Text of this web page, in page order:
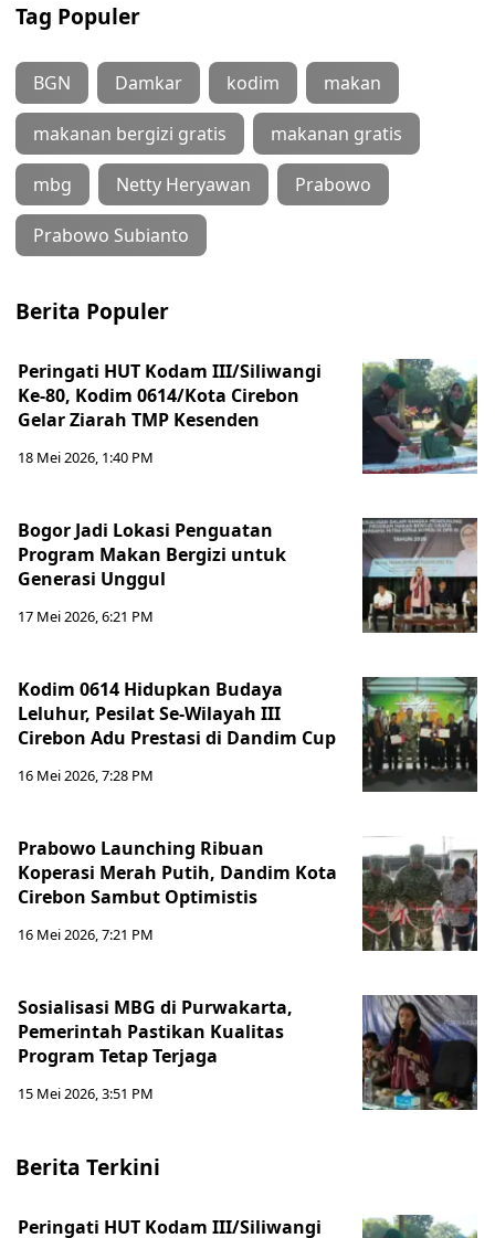
Tag Populer
BGN Damkar kodim makan
makanan bergizi gratis makanan gratis
mbg Netty Heryawan Prabowo
Prabowo Subianto
Berita Populer
Peringati HUT Kodam III/Siliwangi
Ke-80, Kodim 0614/Kota Cirebon
Gelar Ziarah TMP Kesenden
18 Mei 2026, 1:40 PM
Bogor Jadi Lokasi Penguatan
Program Makan Bergizi untuk
Generasi Unggul
17 Mei 2026, 6:21 PM
Kodim 0614 Hidupkan Budaya
Leluhur, Pesilat Se-Wilayah III
Cirebon Adu Prestasi di Dandim Cup
16 Mei 2026, 7:28 PM
Prabowo Launching Ribuan
Koperasi Merah Putih, Dandim Kota
Cirebon Sambut Optimistis
16 Mei 2026, 7:21 PM
Sosialisasi MBG di Purwakarta,
Pemerintah Pastikan Kualitas
Program Tetap Terjaga
15 Mei 2026, 3:51 PM
Berita Terkini
Peringati HUT Kodam III/Siliwangi